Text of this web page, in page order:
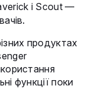
і Scout —
продуктах
функції поки